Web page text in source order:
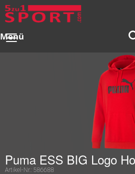
Menü
Puma ESS BIG Logo
Artikel-Nr.: 586688